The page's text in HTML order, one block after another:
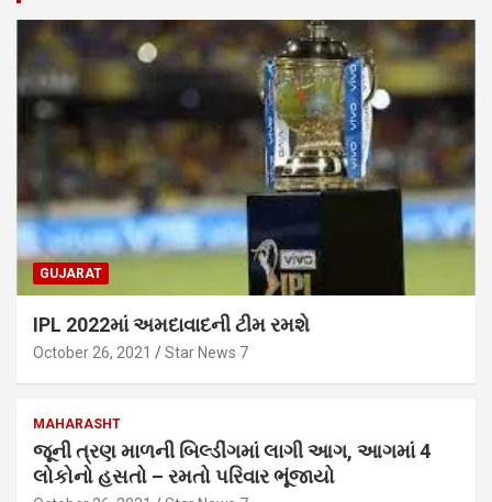
GUJARAT
IPL 2022માં અમદાવાદની ટીમ રમશે
October 26, 2021 Star News 7
MAHARASHT
જૂની ત્રણ માળની બિલ્ડીંગમાં લાગી આગ, આગમાં 4
લોકોનો હસતો – રમતો પરિવાર ભૂંજાયો